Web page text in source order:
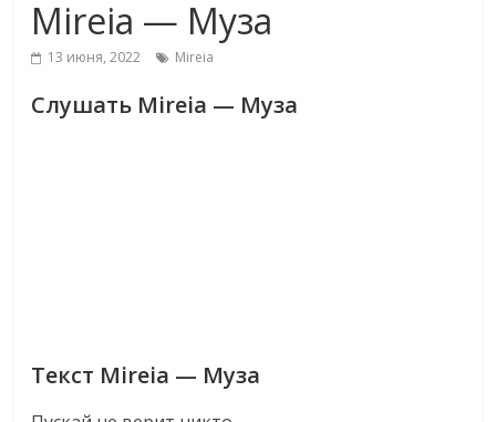
Mireia — Муза
13 июня, 2022 Mireia
Слушать Mireia — Муза
Текст Mireia — Муза